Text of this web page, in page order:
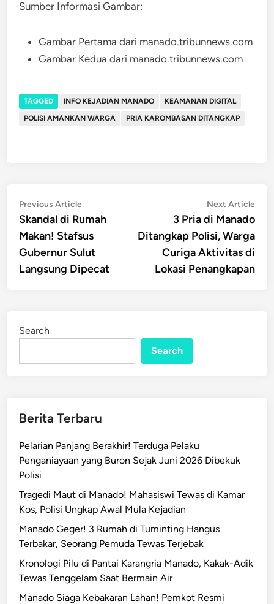
Sumber Informasi Gambar:
Gambar Pertama dari manado.tribunnews.com
Gambar Kedua dari manado.tribunnews.com
TAGGED INFO KEJADIAN MANADO
KEAMANAN DIGITAL
POLISI AMANKAN WARGA
PRIA KAROMBASAN DITANGKAP
Post
navigation
Previous ArticlePrevious
article:
Skandal di Rumah
Makan! Stafsus
Gubernur Sulut
Langsung Dipecat
Next Article
3 Pria di Manado
Ditangkap Polisi, Warga
Curiga Aktivitas di
Lokasi Penangkapan
Search
Search
Berita Terbaru
Pelarian Panjang Berakhir! Terduga Pelaku
Penganiayaan yang Buron Sejak Juni 2026 Dibekuk
Polisi
Tragedi Maut di Manado! Mahasiswi Tewas di Kamar
Kos, Polisi Ungkap Awal Mula Kejadian
Manado Geger! 3 Rumah di Tuminting Hangus
Terbakar, Seorang Pemuda Tewas Terjebak
Kronologi Pilu di Pantai Karangria Manado, Kakak-Adik
Tewas Tenggelam Saat Bermain Air
Manado Siaga Kebakaran Lahan! Pemkot Resmi